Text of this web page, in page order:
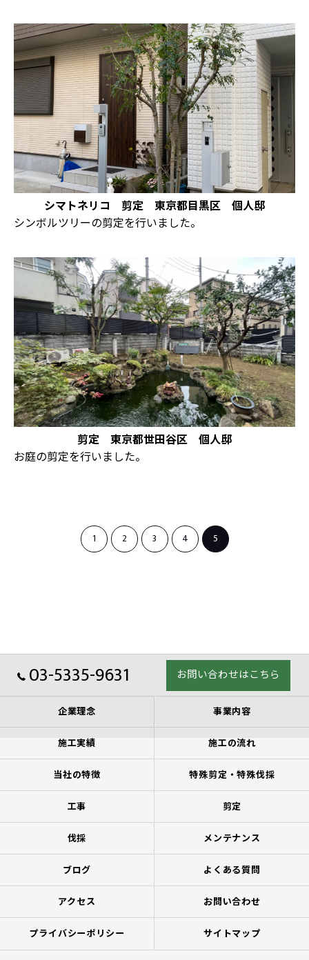
シマトネリコ 剪定 東京都目黒区 個人邸
シンボルツリーの剪定を行いました。
剪定 東京都世田谷区 個人邸
お庭の剪定を行いました。
1 2 3 4 5
03-5335-9631 お問い合わせはこちら
企業理念 事業内容
施工実績 施工の流れ
当社の特徴 特殊剪定・特殊伐採
工事 剪定
伐採 メンテナンス
ブログ よくある質問
アクセス お問い合わせ
プライバシーポリシー サイトマップ